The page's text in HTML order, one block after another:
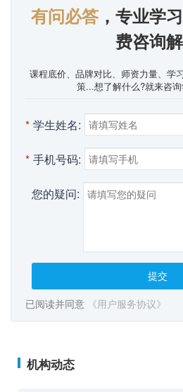
有问必答，专业学
费咨询
课程底价、品牌对比、师资力量、学
策...想了解什么?就来咨
* 学生姓名:
* 手机号码:
您的疑问:
提交
已阅读并同意 《用户服务协议》
机构动态